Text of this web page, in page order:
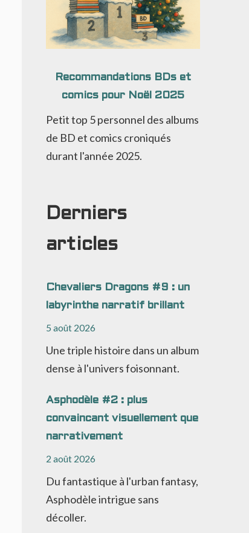
Recommandations BDs et
comics pour Noël 2025
Petit top 5 personnel des albums
de BD et comics croniqués
durant l'année 2025.
Derniers
articles
Chevaliers Dragons #9 : un
labyrinthe narratif brillant
5 août 2026
Une triple histoire dans un album
dense à l'univers foisonnant.
Asphodèle #2 : plus
convaincant visuellement que
narrativement
2 août 2026
Du fantastique à l'urban fantasy,
Asphodèle intrigue sans
décoller.